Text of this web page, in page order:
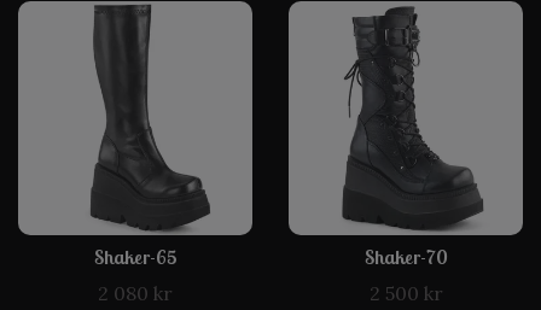
Shaker-65
2 080 kr
Shaker-70
2 500 kr